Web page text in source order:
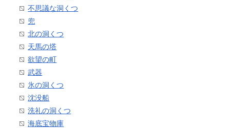
不思議な洞くつ
兜
北の洞くつ
天馬の塔
欲望の町
武器
氷の洞くつ
沈没船
洗礼の洞くつ
海底宝物庫